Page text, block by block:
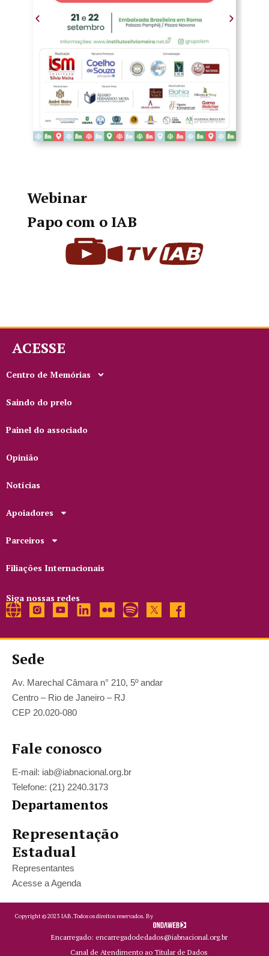
Webinar
Papo com o IAB
ACESSE
Centro de Memórias
Saindo do prelo
Painel do associado
Opinião
Notícias
Apoiadores
Parceiros
Filiações Internacionais
Siga nossas redes
Sede
Av. Marechal Câmara n° 210, 5º andar
Centro – Rio de Janeiro – RJ
CEP 20.020-080
Fale conosco
E-mail: iab@iabnacional.org.br
Telefone: (21) 2240.3173
Departamentos
Representação
Estadual
Representantes
Acesse a Agenda
Copyright ©2023 IAB.Todos os direitos reservados. By
Encarregado: encarregadodedados@iabnacional.org.br
Canal de Atendimento ao Titular de Dados